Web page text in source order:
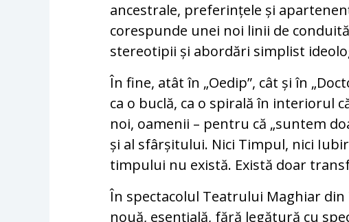
ancestrale, preferințele și
corespunde unei noi linii de
stereotipii și abordări simplist
În fine, atât în „Oedip”, cât și în
ca o buclă, ca o spirală în interiorul
noi, oamenii – pentru că „suntem
și al sfârșitului. Nici Timpul, nici
timpului nu există. Există doar
În spectacolul Teatrului Maghiar
nouă, esențială, fără legătură cu